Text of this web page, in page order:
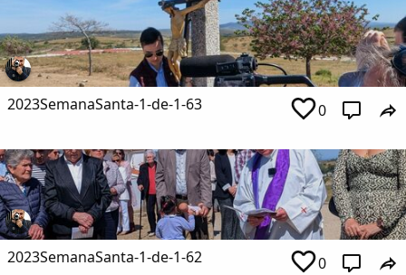
2023SemanaSanta-1-de-1-63 0
2023SemanaSanta-1-de-1-62 0